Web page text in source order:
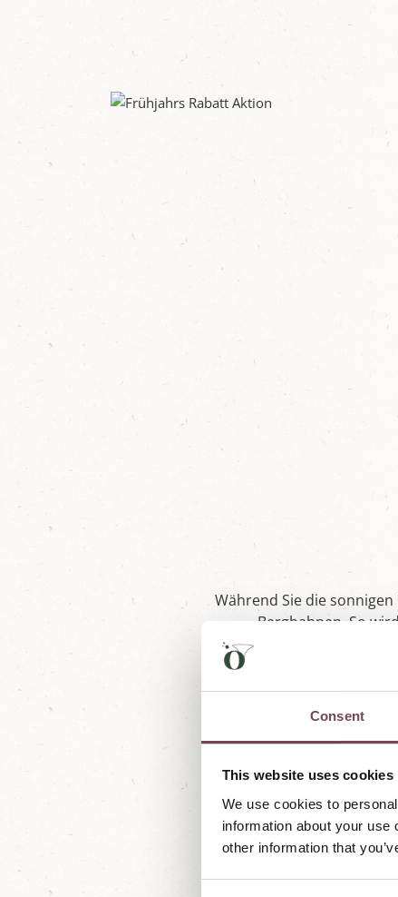
Consent
This website uses cookies
We use cookies to
information about your
other information that
Während Sie die
Bergbahnen. So